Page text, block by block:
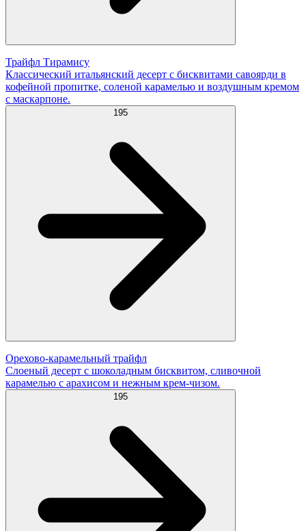
Трайфл Тирамису
Классический итальянский десерт с бисквитами савоярди в
кофейной пропитке, соленой карамелью и воздушным кремом
с маскарпоне.
195
Орехово-карамельный трайфл
Слоеный десерт с шоколадным бисквитом, сливочной
карамелью с арахисом и нежным крем-чизом.
195